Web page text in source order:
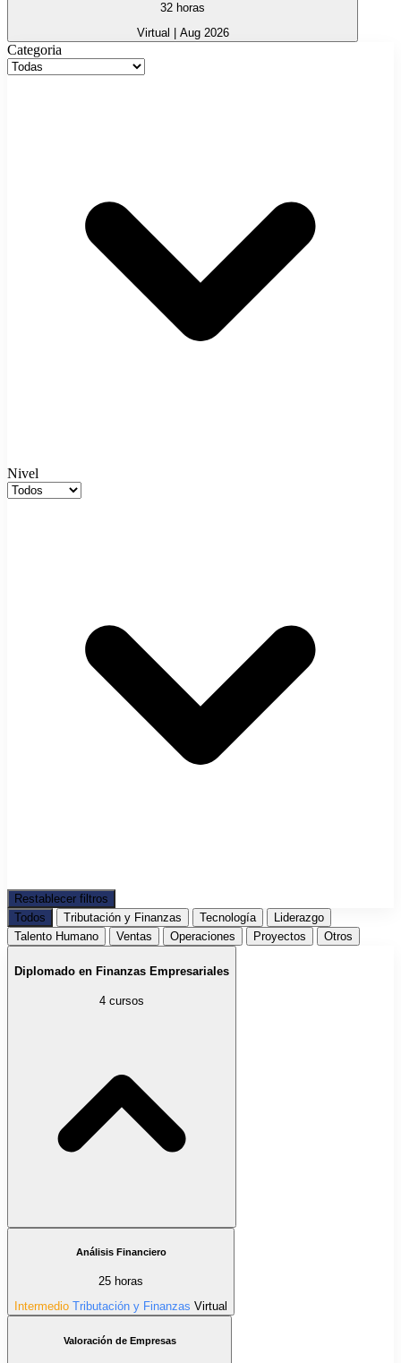
32 horas
Virtual
Aug 2026
Categoria
Nivel
Restablecer filtros
Todos
Tributación y Finanzas Tecnología
Liderazgo
Talento Humano
Ventas Operaciones Proyectos Otros
Diplomado en Finanzas Empresariales
4 cursos
Análisis Financiero
25 horas
Intermedio Tributación y Finanzas Virtual
Valoración de Empresas